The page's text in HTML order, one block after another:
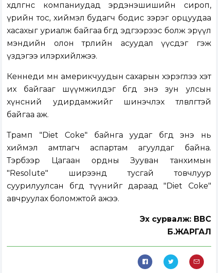
хөдөлгөөнөөс компаниудад эрдэнэшишийн сироп,
үрийн тос, хиймэл будагч бодис зэрэг орцуудаа
хасахыг уриалж байгаа бөгөөд эдгээрээс болж эрүүл
мэндийн олон төрлийн асуудал үүсдэг гэж
үздэгээ илэрхийлжээ.
Кеннеди мөн америкчуудын сахарын хэрэглээ хэт
их байгааг шүүмжилдэг бөгөөд энэ зун улсын
хүнсний удирдамжийг шинэчлэх төлөвлөгөөтэй
байгаа аж.
Трамп "Diet Coke" байнга уудаг бөгөөд энэ нь
хиймэл амтлагч аспартам агуулдаг байна.
Тэрбээр Цагаан ордны Зууван танхимын
"Resolute" ширээнд тусгай товчлуур
суурилуулсан бөгөөд түүнийг дараад "Diet Coke"
авчруулах боломжтой ажээ.
Эх сурвалж: BBC
Б.ЖАРГАЛ